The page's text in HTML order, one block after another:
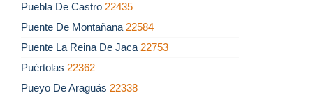
Puebla De Castro 22435
Puente De Montañana 22584
Puente La Reina De Jaca 22753
Puértolas 22362
Pueyo De Araguás 22338